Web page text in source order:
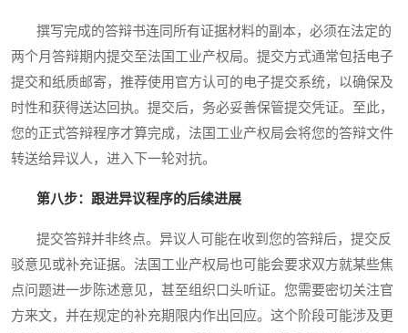
撰写完成的答辩书连同所有证据材料的副本，必须在法定的
两个月答辩期内提交至法国工业产权局。提交方式通常包括电子
提交和纸质邮寄，推荐使用官方认可的电子提交系统，以确保及
时性和获得送达回执。提交后，务必妥善保管提交凭证。至此，
您的正式答辩程序才算完成，法国工业产权局会将您的答辩文件
转送给异议人，进入下一轮对抗。
第八步：跟进异议程序的后续进展
提交答辩并非终点。异议人可能在收到您的答辩后，提交反
驳意见或补充证据。法国工业产权局也可能会要求双方就某些焦
点问题进一步陈述意见，甚至组织口头听证。您需要密切关注官
方来文，并在规定的补充期限内作出回应。这个阶段可能涉及更